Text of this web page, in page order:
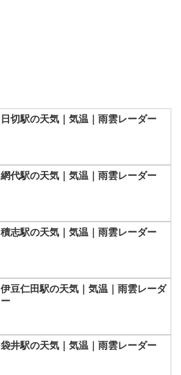
日切駅の天気｜気温｜雨雲レーダー
網代駅の天気｜気温｜雨雲レーダー
積志駅の天気｜気温｜雨雲レーダー
伊豆仁田駅の天気｜気温｜雨雲レーダ
ー
袋井駅の天気｜気温｜雨雲レーダー